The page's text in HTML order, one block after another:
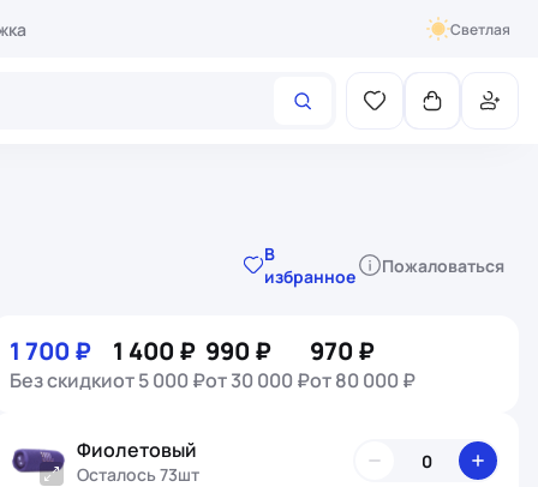
Светлая
В
избранное
Пожаловаться
1 700 ₽
Без скидки
1 400 ₽
от 5 000 ₽
990 ₽
от 30 000 ₽
970 ₽
от 80 000 ₽
Фиолетовый
Осталось 73шт